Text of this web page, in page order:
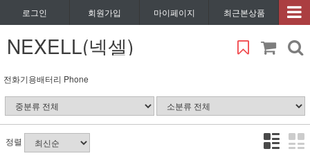
로그인 회원가입 마이페이지 최근본상품
NEXELL(넥셀)
전화기용배터리 Phone
정렬